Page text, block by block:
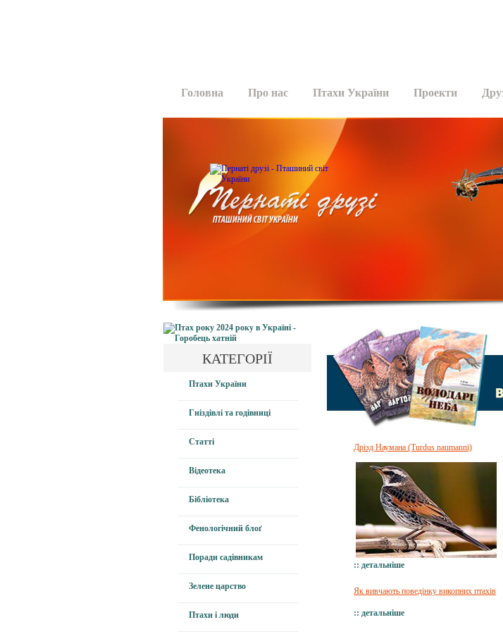
Головна Про нас Птахи України Проекти
КАТЕГОРІЇ
Птахи України
Гніздівлі та годівниці
Статті
Відеотека
Бібліотека
Фенологічний блоґ
Поради садівникам
Зелене царство
Птахи і люди
Дрізд Наумана (Turdus naumanni)
:: детальніше
Як вивчають поведінку викопних птахів
:: детальніше